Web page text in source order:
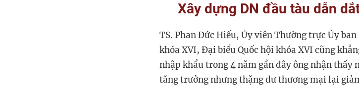
Xây dựng DN đầu tàu dẫn
TS. Phan Đức Hiếu, Ủy viên Thường trực Ủy
khóa XVI, Đại biểu Quốc hội khóa XVI cũng
nhập khẩu trong 4 năm gần đây ông nhận thấy
tăng trưởng nhưng thặng dư thương mại lại